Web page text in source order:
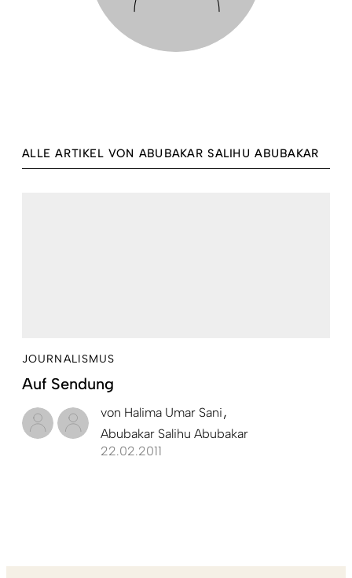
ALLE ARTIKEL VON ABUBAKAR SALIHU ABUBAKAR
JOURNALISMUS
Auf Sendung
von Halima Umar Sani
Abubakar Salihu Abubakar
22.02.2011